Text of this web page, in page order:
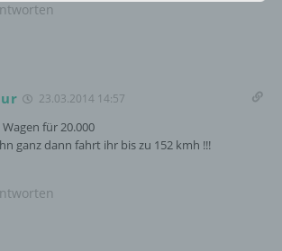
23.03.2014 14:57
für 20.000
ganz dann fahrt ihr bis zu 152 kmh !!!
Stelle, die personenbezogene